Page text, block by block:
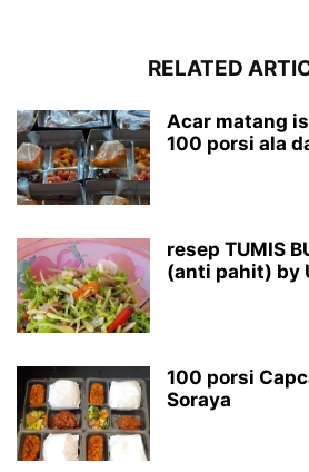
RELATED
Acar matang
100 porsi ala
resep TUMIS
(anti pahit) by
100 porsi
Soraya